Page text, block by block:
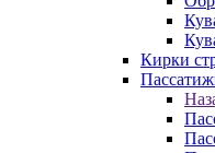
Кирки